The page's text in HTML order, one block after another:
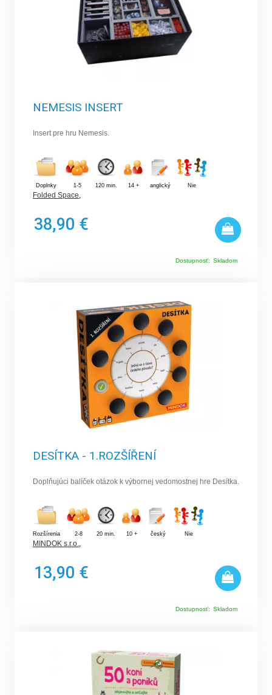
NEMESIS INSERT
Insert pre hru Nemesis.
Doplnky 1-5 120 min. 14 + anglický Nie
Folded Space,
38,90 €
Dostupnosť: Skladom
DESÍTKA - 1.ROZŠÍŘENÍ
Doplňujúci balíček otázok k výbornej vedomostnej hre Desítka.
Rozšírenia 2-8 20 min. 10 + český Nie
MINDOK s.r.o.,
13,90 €
Dostupnosť: Skladom